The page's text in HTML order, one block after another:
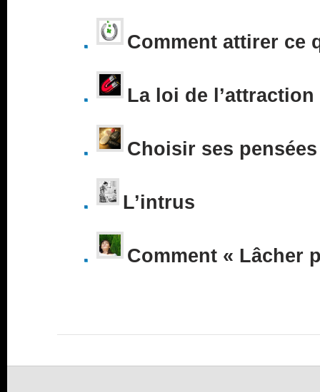
Comment attirer ce
La loi de l’attraction
Choisir ses pensées
L’intrus
Comment « Lâcher